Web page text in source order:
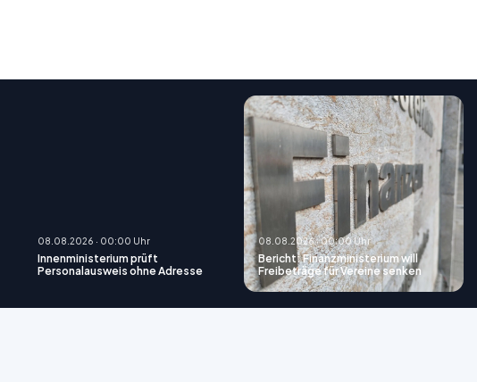
08.08.2026 · 00:00 Uhr
Innenministerium prüft
Personalausweis ohne Adresse
08.08.2026 · 00:00 Uhr
Bericht: Finanzministerium will
Freibeträge für Vereine senken